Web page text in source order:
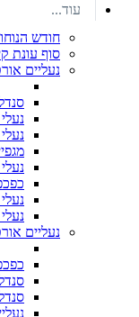
עוד...
חודש
סוף עונת קיץ
נעליים
נעליים